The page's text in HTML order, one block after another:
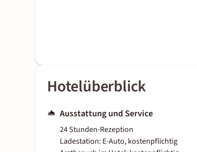
Hotelüberblick
Ausstattung und Service
24 Stunden-Rezeption
Ladestation: E-Auto, kostenpflichtig